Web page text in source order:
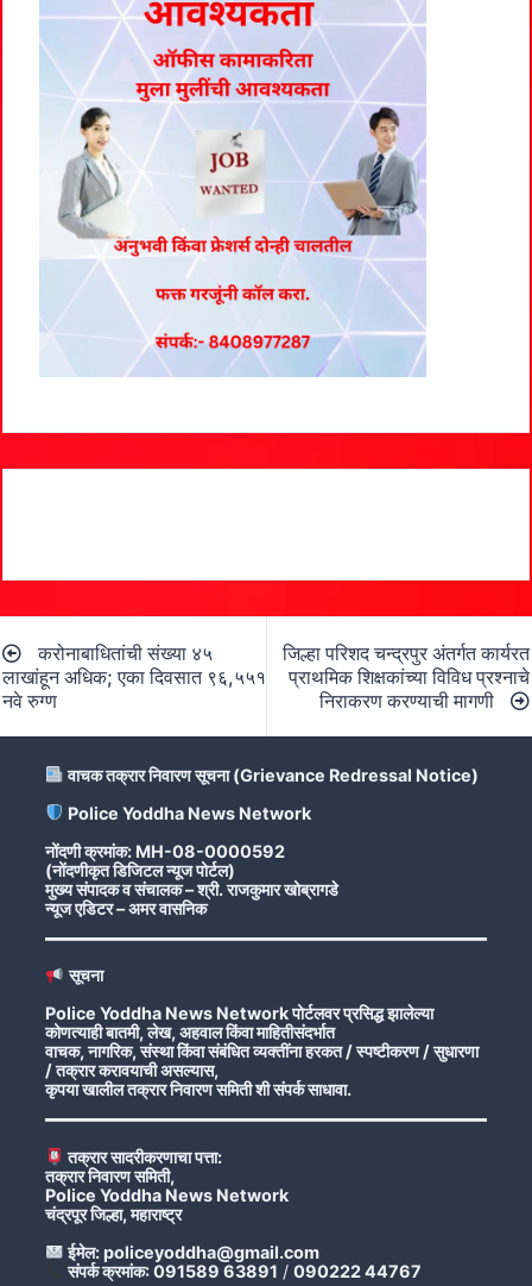
navigation
करोनाबाधितांची संख्या ४५
लाखांहून अधिक; एका दिवसात ९६,५५१
नवे रुग्ण
जिल्हा परिशद चन्द्रपुर अंतर्गत कार्यरत
प्राथमिक शिक्षकांच्या विविध प्रश्नाचे
निराकरण करण्याची मागणी
वाचक तक्रार निवारण सूचना (Grievance Redressal Notice)
Police Yoddha News Network
नोंदणी क्रमांक: MH-08-0000592
(नोंदणीकृत डिजिटल न्यूज पोर्टल)
मुख्य संपादक व संचालक – श्री. राजकुमार खोब्रागडे
न्यूज एडिटर – अमर वासनिक
सूचना
Police Yoddha News Network पोर्टलवर प्रसिद्ध झालेल्या
कोणत्याही बातमी, लेख, अहवाल किंवा माहितीसंदर्भात
वाचक, नागरिक, संस्था किंवा संबंधित व्यक्तींना हरकत / स्पष्टीकरण / सुधारणा
/ तक्रार करावयाची असल्यास,
कृपया खालील तक्रार निवारण समिती शी संपर्क साधावा.
तक्रार सादरीकरणाचा पत्ता:
तक्रार निवारण समिती,
Police Yoddha News Network
चंद्रपूर जिल्हा, महाराष्ट्र
ईमेल: policeyoddha@gmail.com
संपर्क क्रमांक: 091589 63891 / 090222 44767